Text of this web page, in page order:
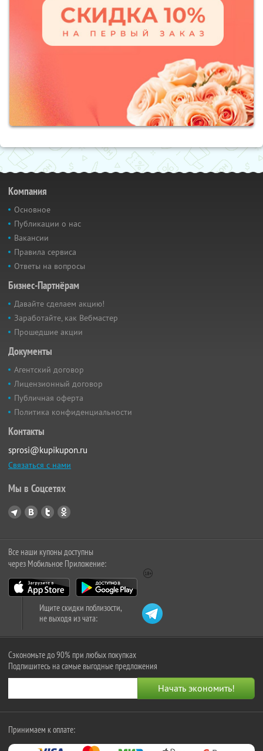
Компания
Основное
Публикации о нас
Вакансии
Правила сервиса
Ответы на вопросы
Бизнес-Партнёрам
Давайте сделаем акцию!
Заработайте, как Вебмастер
Прошедшие акции
Документы
Агентский договор
Лицензионный договор
Публичная оферта
Политика конфиденциальности
Контакты
sprosi@kupikupon.ru
Связаться с нами
Мы в Соцсетях
Все наши купоны доступны
через Мобильное Приложение:
Ищите скидки поблизости,
не выходя из чата:
Сэкономьте до 90% при любых покупках
Подпишитесь на самые выгодные предложения
Принимаем к оплате: